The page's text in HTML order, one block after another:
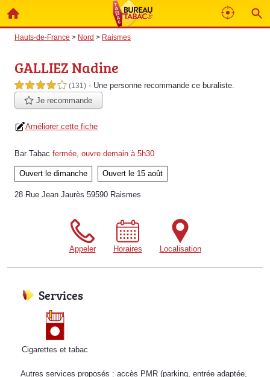
Hauts-de-France > Nord > Raismes
GALLIEZ Nadine
4,0 étoiles sur 5 (131) - Une personne recommande ce buraliste.
Je recommande
Améliorer cette fiche
Bar Tabac fermée, ouvre demain à 5h30
Ouvert le dimanche Ouvert le 15 août
28 Rue Jean Jaurès 59590 Raismes
Appeler Horaires Localisation
Services
Cigarettes et tabac
Autres services proposés : accès PMR (parking, entrée adaptée,